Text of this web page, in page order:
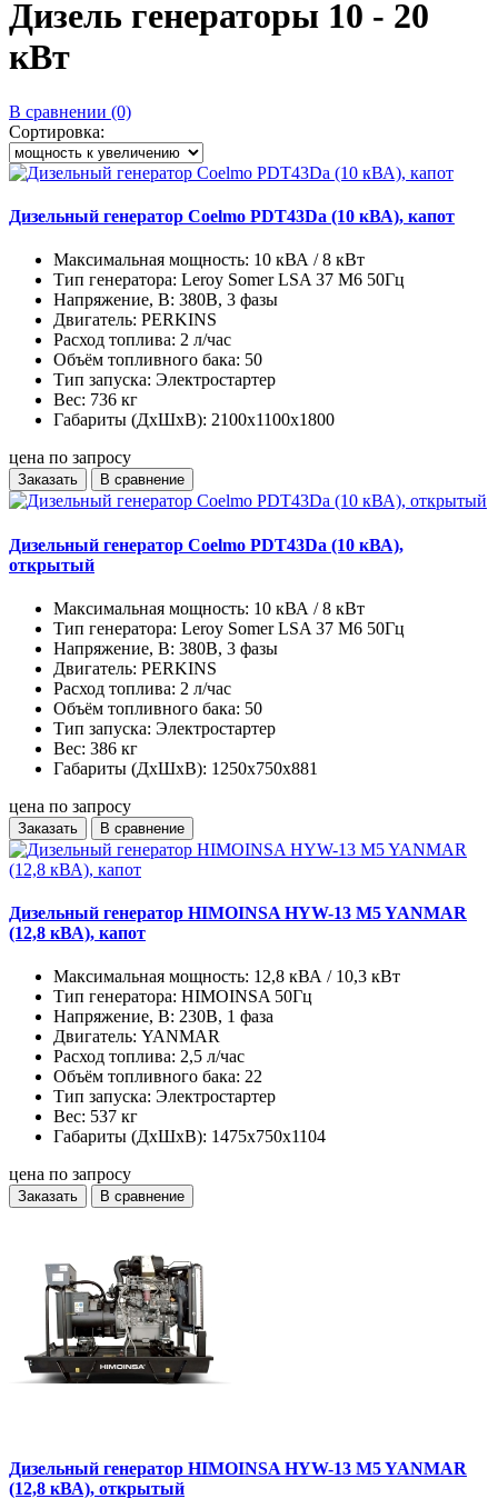
Дизель генераторы 10 - 20
кВт
В сравнении (0)
Сортировка:
Дизельный генератор Coelmo PDT43Da (10 кВА), капот
Максимальная мощность: 10 кВА / 8 кВт
Тип генератора: Leroy Somer LSA 37 M6 50Гц
Напряжение, В: 380В, 3 фазы
Двигатель: PERKINS
Расход топлива: 2 л/час
Объём топливного бака: 50
Тип запуска: Электростартер
Вес: 736 кг
Габариты (ДхШхВ): 2100x1100x1800
цена по запросу
Заказать В сравнение
Дизельный генератор Coelmo PDT43Da (10 кВА),
открытый
Максимальная мощность: 10 кВА / 8 кВт
Тип генератора: Leroy Somer LSA 37 M6 50Гц
Напряжение, В: 380В, 3 фазы
Двигатель: PERKINS
Расход топлива: 2 л/час
Объём топливного бака: 50
Тип запуска: Электростартер
Вес: 386 кг
Габариты (ДхШхВ): 1250x750x881
цена по запросу
Заказать В сравнение
Дизельный генератор HIMOINSA HYW-13 M5 YANMAR
(12,8 кВА), капот
Максимальная мощность: 12,8 кВА / 10,3 кВт
Тип генератора: HIMOINSA 50Гц
Напряжение, В: 230В, 1 фаза
Двигатель: YANMAR
Расход топлива: 2,5 л/час
Объём топливного бака: 22
Тип запуска: Электростартер
Вес: 537 кг
Габариты (ДхШхВ): 1475x750x1104
цена по запросу
Заказать В сравнение
Дизельный генератор HIMOINSA HYW-13 M5 YANMAR
(12,8 кВА), открытый